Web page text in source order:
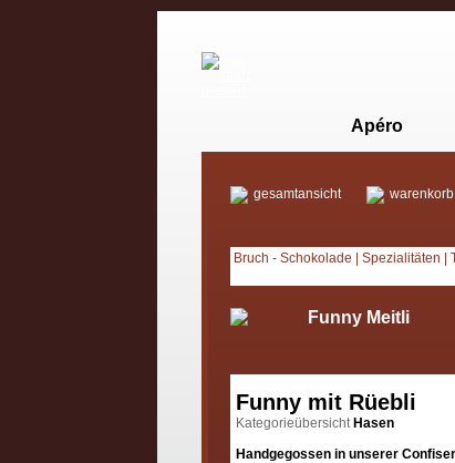
Apéro
gesamtansicht
Bruch - Schokolade Spezialitäten
Funny Meitli
Funny mit Rüebli
Kategorieübersicht Hasen
Handgegossen in unserer